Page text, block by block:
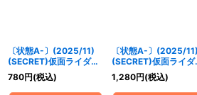
〔状態A-〕(2025/11)
(SECRET)仮面ライダー
レジェンド【R-SEC】
{CB34-053}《多》
780円(税込)
〔状態A-〕(2025/11)
(SECRET)仮面ライダ
エボルX【M-SEC】
{CB34-029}《紫》
1,280円(税込)